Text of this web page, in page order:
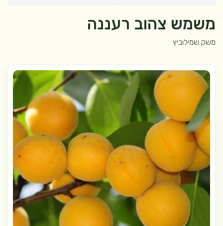
משמש צהוב רעננה
משק שמילוביץ